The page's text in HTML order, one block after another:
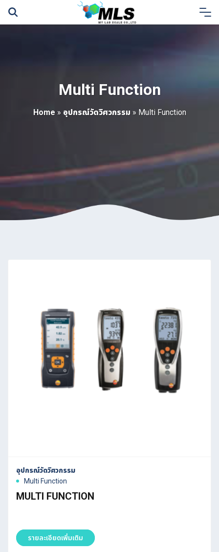
Skip
Multi Function
Home » อุปกรณ์วัดวิศวกรรม » Multi Function
อุปกรณ์วัดวิศวกรรม
Multi Function
MULTI FUNCTION
รายละเอียดเพิ่มเติม